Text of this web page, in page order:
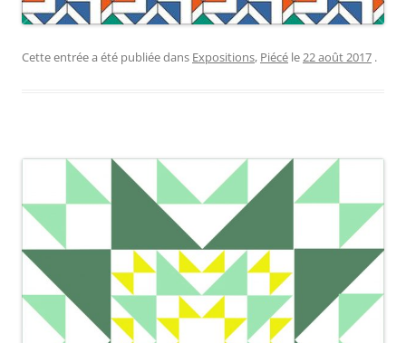
Cette entrée a été publiée dans Expositions, Piécé le22 août 2017 .